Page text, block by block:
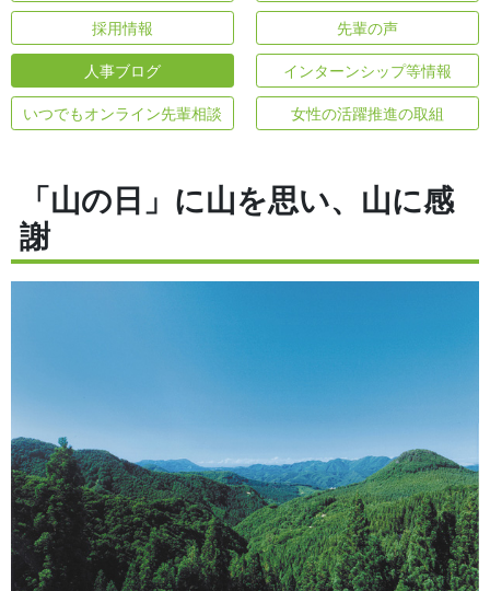
採用情報 先輩の声
人事ブログ インターンシップ等情報
いつでもオンライン先輩相談 女性の活躍推進の取組
「山の日」に山を思い、山に感
謝